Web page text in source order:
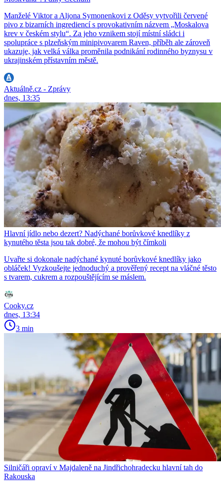
Manželé Viktor a Aljona Symonenkovi z Oděsy vytvořili červené
pivo z bizarních ingrediencí s provokativním názvem „Moskalova
krev v českém stylu“. Za jeho vznikem stojí místní sládci i
spolupráce s plzeňským minipivovarem Raven, příběh ale zároveň
ukazuje, jak velká válka proměnila podnikání rodinného byznysu v
ukrajinském přístavním městě.
Aktuálně.cz - Zprávy
dnes, 13:35
Hlavní jídlo nebo dezert? Nadýchané borůvkové knedlíky z
kynutého těsta jsou tak dobré, že mohou být čímkoli
Uvařte si dokonale nadýchané kynuté borůvkové knedlíky jako
obláček! Vyzkoušejte jednoduchý a prověřený recept na vláčné těsto
s tvarem, cukrem a rozpouštějícím se máslem.
Cooky.cz
dnes, 13:34
3 min
Silničáři opraví v Majdaleně na Jindřichohradecku hlavní tah do
Rakouska